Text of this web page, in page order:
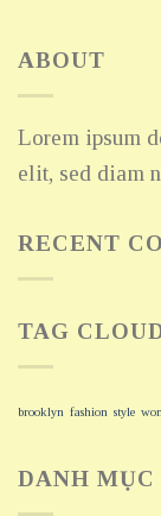
ABOUT
Lorem ipsum
elit, sed diam
RECENT
TAG
brooklyn fashion style
DANH MỤC